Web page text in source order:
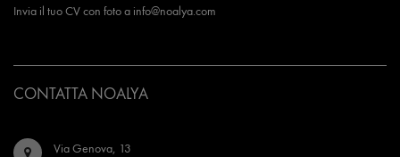
Invia il tuo CV con foto a info@noalya.com
CONTATTA NOALYA
Via Genova, 13